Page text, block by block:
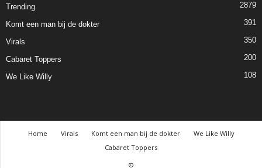
Trending 2879
Komt een man bij de dokter 391
Virals 350
Cabaret Toppers 200
We Like Willy 108
Home Virals Komt een man bij de dokter
We Like Willy
Cabaret Toppers
©